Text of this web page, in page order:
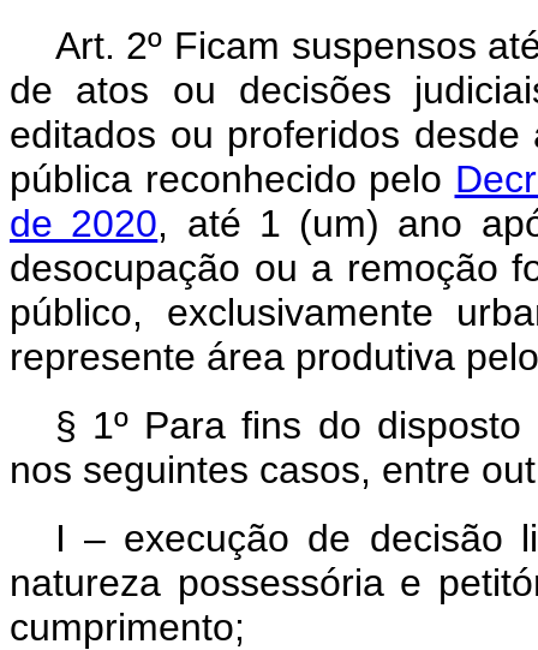
Art. 2º Ficam suspensos
de atos ou decisões
editados ou proferidos
pública reconhecido pelo
de 2020, até 1 (um) ano
desocupação ou a remoção
público, exclusivamente
represente área produtiva
§ 1º Para fins do
nos seguintes casos, entre
I – execução de decisão
natureza possessória e
cumprimento;